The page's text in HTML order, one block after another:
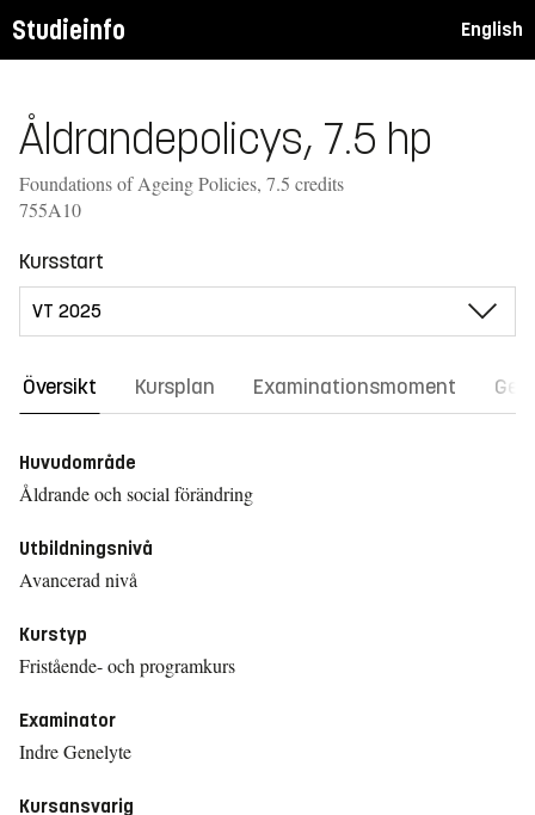
Studieinfo English
Åldrandepolicys, 7.5 hp
Foundations of Ageing Policies, 7.5 credits
755A10
Kursstart
Översikt Kursplan Examinationsmoment
Huvudområde
Åldrande och social förändring
Utbildningsnivå
Avancerad nivå
Kurstyp
Fristående- och programkurs
Examinator
Indre Genelyte
Kursansvarig